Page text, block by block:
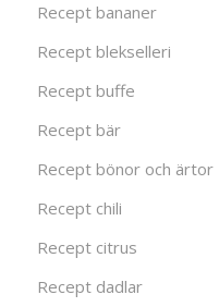
Recept bananer
Recept blekselleri
Recept buffe
Recept bär
Recept bönor och ärtor
Recept chili
Recept citrus
Recept dadlar